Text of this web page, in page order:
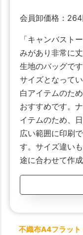
会員卸価格： 264
「キャンバスト
みがあり非常に
生地のバッグで
サイズとなって
白アイテムのた
おすすめです。
イテムのため、
広い範囲に印刷
す。サイズ違い
途に合わせて作
不織布A4フラット